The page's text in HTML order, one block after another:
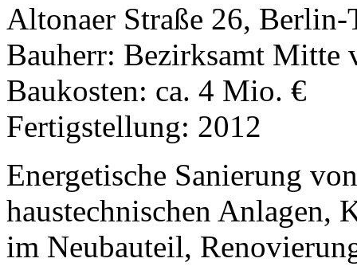
Altonaer Straße 26, Berlin-
Bauherr: Bezirksamt Mitte
Baukosten: ca. 4 Mio. €
Fertigstellung: 2012
Energetische Sanierung
haustechnischen Anlagen,
im Neubauteil,